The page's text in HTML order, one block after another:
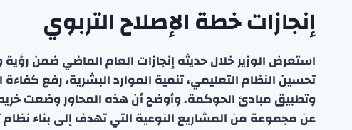
إنجازات خطة الإصلاح التربوي
استعرض الوزير خلال حديثه إنجازات العام الماضي ضمن
تحسين النظام التعليمي، تنمية الموارد البشرية، رفع كفاءة
وتطبيق مبادئ الحوكمة. وأوضح أن هذه المحاور وضعت
عن مجموعة من المشاريع النوعية التي تهدف إلى بناء